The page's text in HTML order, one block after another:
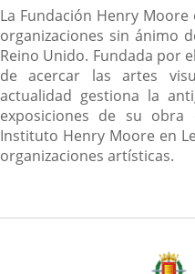
La Fundación Henry
organizaciones sin ánimo
Reino Unido. Fundada por
de acercar las artes
actualidad gestiona la
exposiciones de su
Instituto Henry Moore en
organizaciones artísticas.